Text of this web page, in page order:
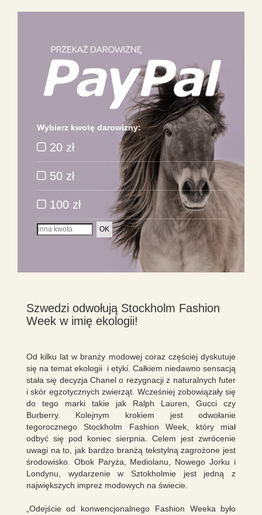
Wybierz kwotę darowizny:
20 zł
50 zł
100 zł
OK
Szwedzi odwołują Stockholm Fashion
Week w imię ekologii!
Od kilku lat w branży modowej coraz częściej dyskutuje
się na temat ekologii i etyki. Całkiem niedawno sensacją
stała się decyzja Chanel o rezygnacji z naturalnych futer
i skór egzotycznych zwierząt. Wcześniej zobowiązały się
do tego marki takie jak Ralph Lauren, Gucci czy
Burberry. Kolejnym krokiem jest odwołanie
tegorocznego Stockholm Fashion Week, który miał
odbyć się pod koniec sierpnia. Celem jest zwrócenie
uwagi na to, jak bardzo branżą tekstylną zagrożone jest
środowisko. Obok Paryża, Mediolanu, Nowego Jorku i
Londynu, wydarzenie w Sztokholmie jest jedną z
największych imprez modowych na świecie.
„Odejście od konwencjonalnego Fashion Weeka było